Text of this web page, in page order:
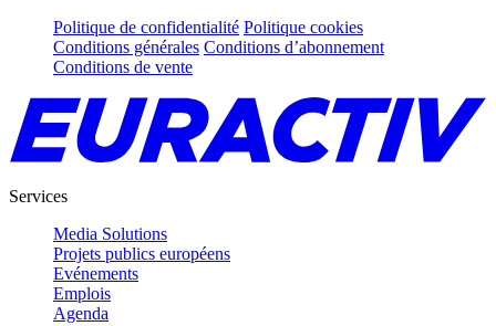
Politique de confidentialité Politique cookies
Conditions générales Conditions d’abonnement
Conditions de vente
Services
Media Solutions
Projets publics européens
Evénements
Emplois
Agenda